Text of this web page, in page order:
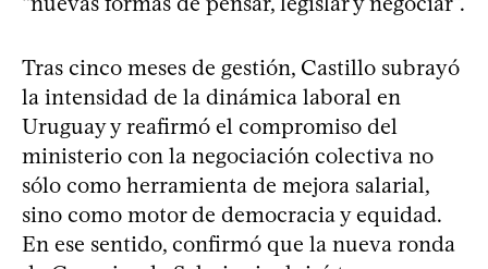
Tras cinco meses de gestión, Castillo subrayó
la intensidad de la dinámica laboral en
Uruguay y reafirmó el compromiso del
ministerio con la negociación colectiva no
sólo como herramienta de mejora salarial,
sino como motor de democracia y equidad.
En ese sentido, confirmó que la nueva ronda